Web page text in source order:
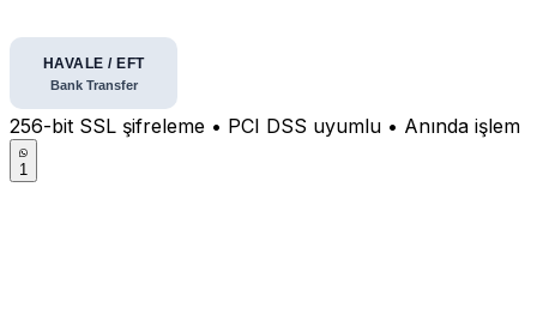
256-bit SSL şifreleme • PCI DSS uyumlu • Anında işlem
1